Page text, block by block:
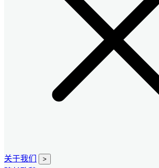
关于我们 >